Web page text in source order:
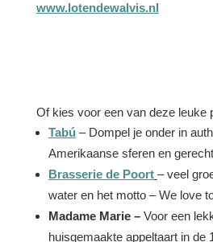
www.lotendewalvis.nl
Of kies voor een van deze leuke
Tabú – Dompel je onder in
Amerikaanse sferen en
Brasserie de Poort – veel
water en het motto – We love
Madame Marie –Voor een
huisgemaakte appeltaart in de